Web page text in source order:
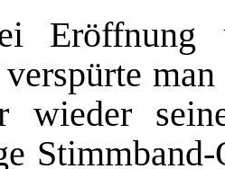
Eröffnung
wieder